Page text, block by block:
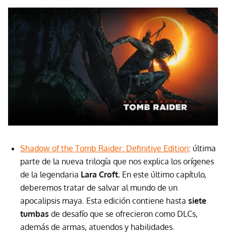
Shadow of the Tomb Raider: Definitive Edition: última
parte de la nueva trilogía que nos explica los orígenes
de la legendaria Lara Croft. En este último capítulo,
deberemos tratar de salvar al mundo de un
apocalipsis maya. Esta edición contiene hasta siete
tumbas de desafío que se ofrecieron como DLCs,
además de armas, atuendos y habilidades.